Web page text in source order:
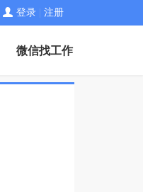
登录 注册
微信找工作